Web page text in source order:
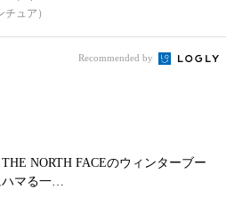
ュア）
Recommended by
NORTH FACEのウィンターブー
ハマる一…